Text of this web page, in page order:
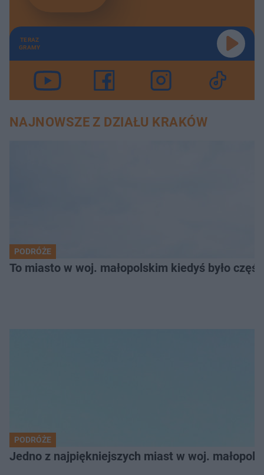
TERAZ
GRAMY
NAJNOWSZE Z DZIAŁU KRAKÓW
PODRÓŻE
To miasto w woj. małopolskim kiedyś było
PODRÓŻE
Jedno z najpiękniejszych miast w woj.